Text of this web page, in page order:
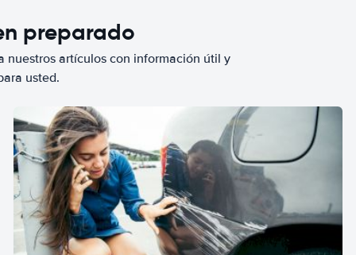
preparado
nuestros artículos con información útil y
usted.